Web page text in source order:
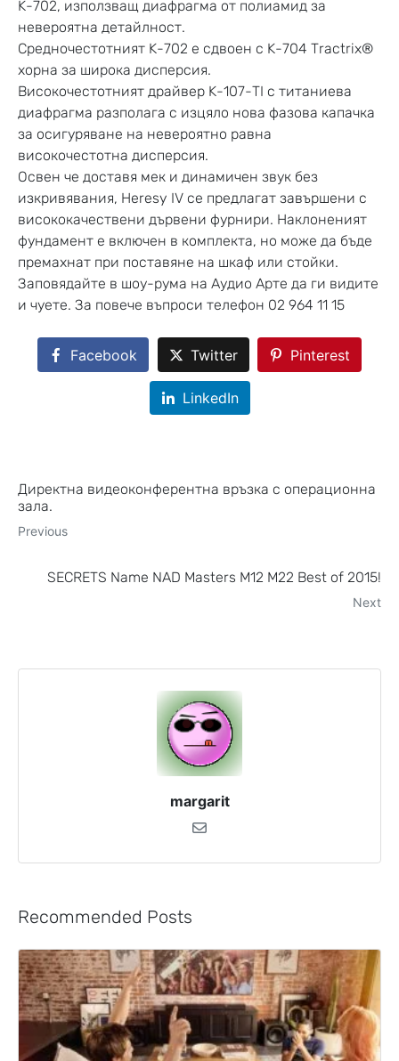
K-702, използващ диафрагма от полиамид за
невероятна детайлност.
Средночестотният K-702 е сдвоен с K-704 Tractrix®
хорна за широка дисперсия.
Високочестотният драйвер K-107-TI с титаниева
диафрагма разполага с изцяло нова фазова капачка
за осигуряване на невероятно равна
високочестотна дисперсия.
Oсвен че доставя мек и динамичен звук без
изкривявания, Heresy IV се предлагат завършени с
висококачествени дървени фурнири. Наклоненият
фундамент е включен в комплекта, но може да бъде
премахнат при поставяне на шкаф или стойки.
Заповядайте в шоу-рума на Аудио Арте да ги видите
и чуете. За повече въпроси телефон 02 964 11 15
Facebook Twitter Pinterest
LinkedIn
Директна видеоконферентна връзка с операционна
зала.
Previous
SECRETS Name NAD Masters M12 M22 Best of 2015!
Next
margarit
Recommended Posts